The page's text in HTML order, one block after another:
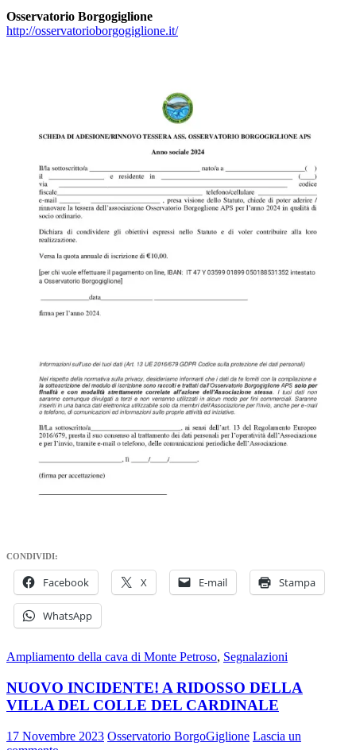
Osservatorio Borgogiglione
http://osservatorioborgogiglione.it/
CONDIVIDI:
Facebook X E-mail Stampa
WhatsApp
Ampliamento della cava di Monte Petroso, Segnalazioni
NUOVO INCIDENTE! A RIDOSSO DELLA
VILLA DEL COLLE DEL CARDINALE
17 Novembre 2023 Osservatorio BorgoGiglione Lascia un